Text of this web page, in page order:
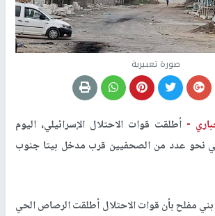
صورة تعبيرية
- أطلقت قوات الاحتلال الإسرائيلي، اليوم
نحو عدد من الصحفيين قرب مدخل بيتا جنوب
مفلح بأن قوات الاحتلال أطلقت الرصاص الحي